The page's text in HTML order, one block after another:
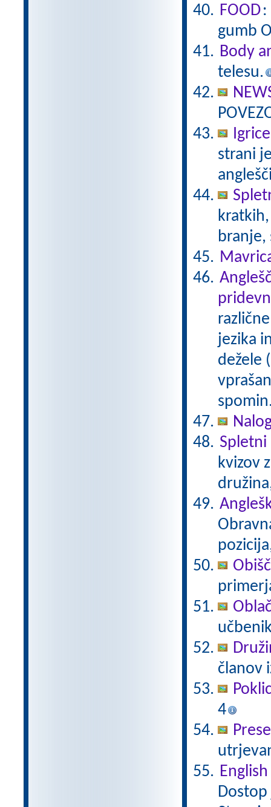
FOOD:
gumb
Body
telesu.
strani
jezika
dežele
Spletni
kvizov
članov
4
Dostop